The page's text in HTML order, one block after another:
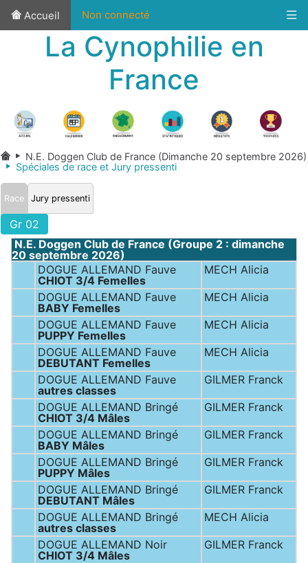
Accueil Non connecté
La Cynophilie en
France
N.E. Doggen Club de France (Dimanche 20 septembre 2026)
Spéciales de race et Jury pressenti
Race Jury pressenti
Gr 02
N.E. Doggen Club de France (Groupe 2 : dimanche
20 septembre 2026)
DOGUE ALLEMAND Fauve
CHIOT 3/4 Femelles
MECH Alicia
DOGUE ALLEMAND Fauve
BABY Femelles
MECH Alicia
DOGUE ALLEMAND Fauve
PUPPY Femelles
MECH Alicia
DOGUE ALLEMAND Fauve
DEBUTANT Femelles
MECH Alicia
DOGUE ALLEMAND Fauve
autres classes
GILMER Franck
DOGUE ALLEMAND Bringé
CHIOT 3/4 Mâles
GILMER Franck
DOGUE ALLEMAND Bringé
BABY Mâles
GILMER Franck
DOGUE ALLEMAND Bringé
PUPPY Mâles
GILMER Franck
DOGUE ALLEMAND Bringé
DEBUTANT Mâles
GILMER Franck
DOGUE ALLEMAND Bringé
autres classes
MECH Alicia
DOGUE ALLEMAND Noir
CHIOT 3/4 Mâles
GILMER Franck